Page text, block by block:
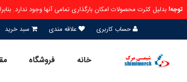
توجه!بدلیل کثرت محصولات امکان بارگذاری تمامی آنها وجود ندارد.
حساب کاربری
علاقه مندی سبد خرید
خانه فروشگاه